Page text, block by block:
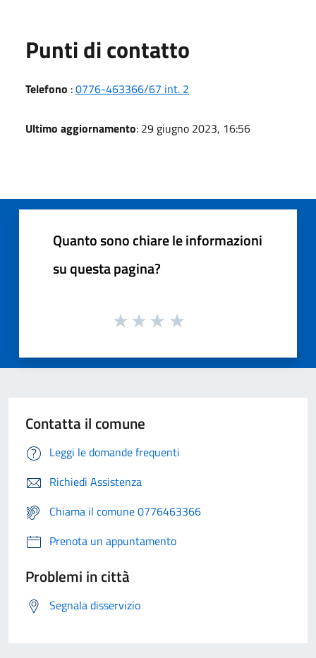
Punti di contatto
Telefono :0776-463366/67 int. 2
Ultimo aggiornamento: 29 giugno 2023, 16:56
Quanto sono chiare le informazioni
su questa pagina?
Contatta il comune
Leggi le domande frequenti
Richiedi Assistenza
Chiama il comune 0776463366
Prenota un appuntamento
Problemi in città
Segnala disservizio